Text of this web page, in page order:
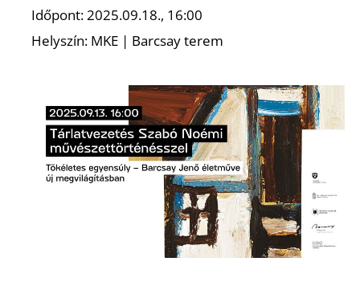
Időpont: 2025.09.18., 16:00
Helyszín: MKE | Barcsay terem